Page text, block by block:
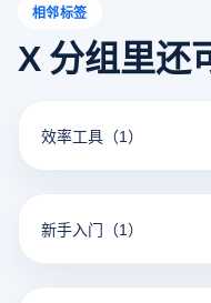
相邻标签
X 分组里还
效率工具 （1）
新手入门 （1）